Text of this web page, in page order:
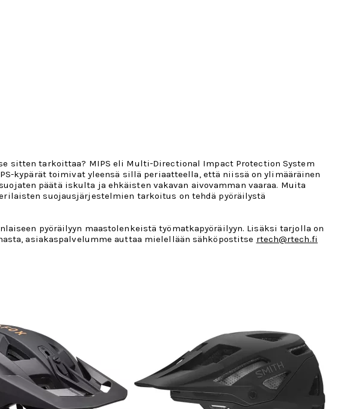
sitten tarkoittaa? MIPS eli Multi-Directional Impact Protection System
kypärät toimivat yleensä sillä periaatteella, että niissä on ylimääräinen
päätä iskulta ja ehkäisten vakavan aivovamman vaaraa. Muita
suojausjärjestelmien tarkoitus on tehdä pyöräilystä
pyöräilyyn maastolenkeistä työmatkapyöräilyyn. Lisäksi tarjolla on
asiakaspalvelumme auttaa mielellään sähköpostitse rtech@rtech.fi